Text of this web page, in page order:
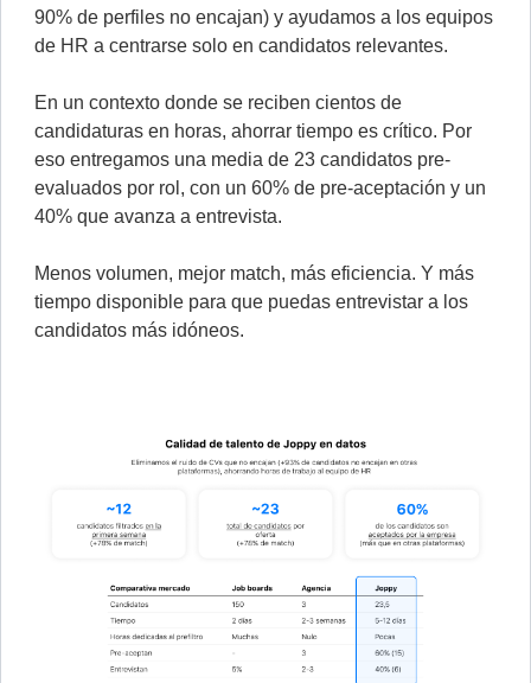
90% de perfiles no encajan) y ayudamos a los equipos
de HR a centrarse solo en candidatos relevantes.
En un contexto donde se reciben cientos de
candidaturas en horas, ahorrar tiempo es crítico. Por
eso entregamos una media de 23 candidatos pre-
evaluados por rol, con un 60% de pre-aceptación y un
40% que avanza a entrevista.
Menos volumen, mejor match, más eficiencia. Y más
tiempo disponible para que puedas entrevistar a los
candidatos más idóneos.